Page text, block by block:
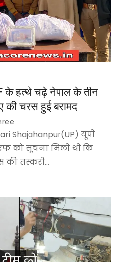
के हत्थे चढ़े नेपाल के तीन
चरस हुई बरामद
Shajahanpur(UP) यूपी
को सूचना मिली थी कि
की तस्करी…